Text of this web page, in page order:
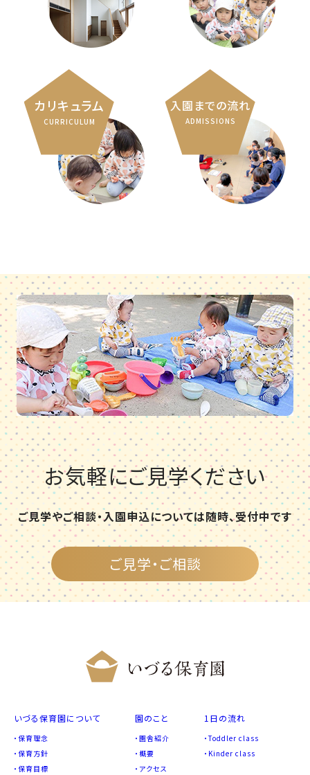
カリキュラム
CURRICULUM
入園までの流れ
ADMISSIONS
お気軽にご見学ください
ご見学やご相談・入園申込については随時、受付中です
ご見学・ご相談
いづる保育園について
保育理念
保育方針
保育目標
園のこと
園舎紹介
概要
アクセス
1日の流れ
Toddler class
Kinder class